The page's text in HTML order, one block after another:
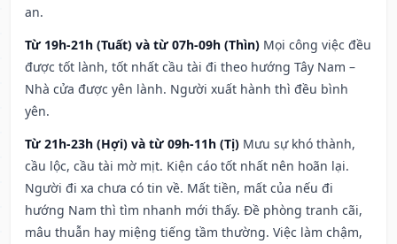
an.
Từ 19h-21h (Tuất) và từ 07h-09h (Thìn) Mọi công việc đều
được tốt lành, tốt nhất cầu tài đi theo hướng Tây Nam –
Nhà cửa được yên lành. Người xuất hành thì đều bình
yên.
Từ 21h-23h (Hợi) và từ 09h-11h (Tị) Mưu sự khó thành,
cầu lộc, cầu tài mờ mịt. Kiện cáo tốt nhất nên hoãn lại.
Người đi xa chưa có tin về. Mất tiền, mất của nếu đi
hướng Nam thì tìm nhanh mới thấy. Đề phòng tranh cãi,
mâu thuẫn hay miệng tiếng tầm thường. Việc làm chậm,